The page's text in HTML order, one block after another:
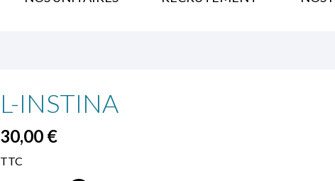
L-INSTINA
30,00 €
TTC